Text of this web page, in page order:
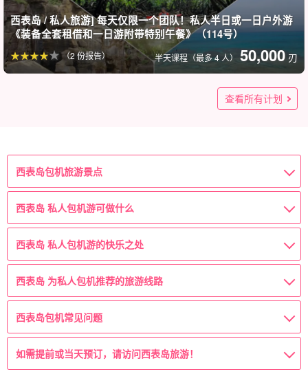
西表岛 / 私人旅游] 每天仅限一个团队！私人半日或一日户外游
《装备全套租借和一日游附带特别午餐》（114号）
半天课程（最多 4 人） 50,000 刃
（2 份报告）
西表岛]刺激的一天 ☆包车导游陪同私人游览 ☆有游玩要求也可
☆第一次来西表岛的游客和大型团体游 ☆出示照片☆（第140
查看所有计划
西表岛包机旅游景点
西表岛 私人包机游可做什么
西表岛 私人包机游的快乐之处
西表岛 为私人包机推荐的旅游线路
西表岛包机常见问题
如需提前或当天预订，请访问西表岛旅游！